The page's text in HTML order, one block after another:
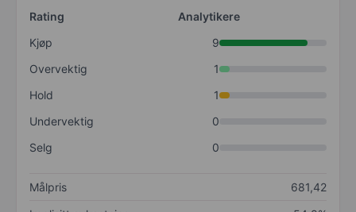
Rating
Analytikere
Kjøp
9
Overvektig
1
Hold
1
Undervektig
0
Selg
0
Målpris
681,42